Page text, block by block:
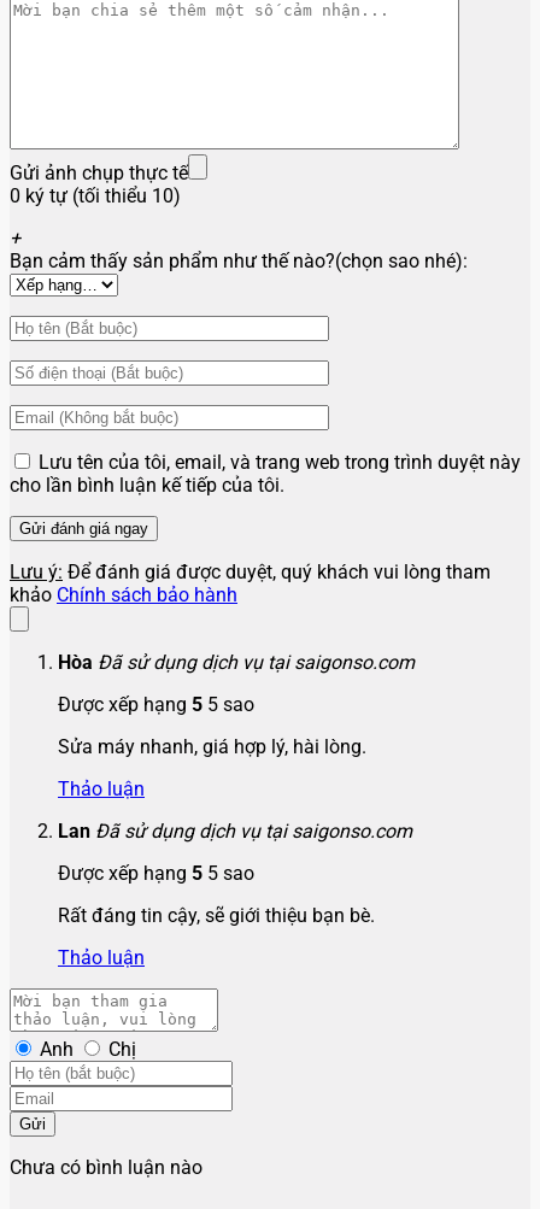
Gửi ảnh chụp thực tế
0 ký tự (tối thiểu 10)
+
Bạn cảm thấy sản phẩm như thế nào?(chọn sao nhé):
Lưu tên của tôi, email, và trang web trong trình duyệt này
cho lần bình luận kế tiếp của tôi.
Lưu ý: Để đánh giá được duyệt, quý khách vui lòng tham
khảo Chính sách bảo hành
Hòa Đã sử dụng dịch vụ tại saigonso.com
Được xếp hạng 5 5 sao
Sửa máy nhanh, giá hợp lý, hài lòng.
Thảo luận
Lan Đã sử dụng dịch vụ tại saigonso.com
Được xếp hạng 5 5 sao
Rất đáng tin cậy, sẽ giới thiệu bạn bè.
Thảo luận
Anh Chị
Gửi
Chưa có bình luận nào